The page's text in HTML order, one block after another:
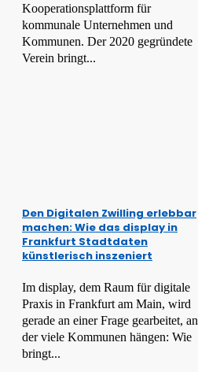
Kooperationsplattform für
kommunale Unternehmen und
Kommunen. Der 2020 gegründete
Verein bringt...
Den Digitalen Zwilling erlebbar
machen: Wie das display in
Frankfurt Stadtdaten
künstlerisch inszeniert
Im display, dem Raum für digitale
Praxis in Frankfurt am Main, wird
gerade an einer Frage gearbeitet, an
der viele Kommunen hängen: Wie
bringt...